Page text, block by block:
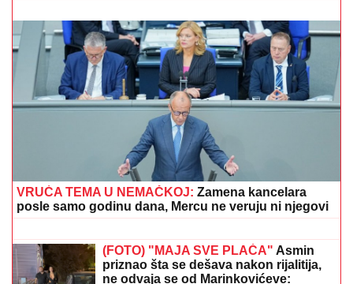
(FOTO) AUTO ZGUŽVAN KAO LIMENKA, TOČAK
ODLETEO!
Prve slike užasa kod Jasenovika:
Dramatični prizori sa lica mesta, sumnja se da ima
povređenih
"DA TI UNIŠTIM I OVAJ BRAK, PA TE
OTERAM U DOM ZA MAJKE SA
DECOM KOJE NEMAJU ZA ŽIVOT" U
jeku pretnji ženi Slobe Radanovića,
Ana Nikolić se oglasila: "Ne govori
ništa!"
GLUMICA SA GASTOZOM I ANĐELOM
NA MALDIVIMA!Evo o kome je reč:
prvom planu (FOTO)